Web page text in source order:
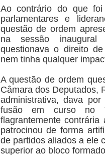
Ao contrário do que foi
parlamentares e
questão de ordem
na sessão
questionava o direito
nem tinha qualquer
A questão de ordem
Câmara dos Deputados,
administrativa, dava
fusão em curso no
flagrantemente
patrocinou de forma
de partidos aliados a ele
superior ao bloco